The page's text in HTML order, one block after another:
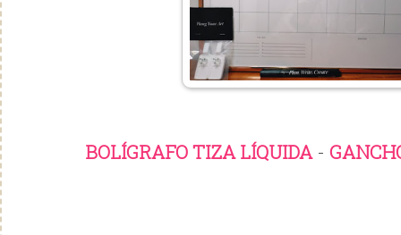
BOLÍGRAFO TIZA LÍQUIDA-